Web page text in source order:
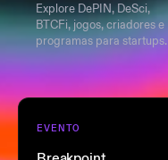
Explore DePIN, DeSci,
BTCFi, jogos, criadores e
programas para startups.
EVENTO